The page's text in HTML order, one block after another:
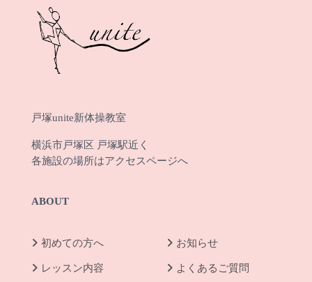
戸塚unite新体操教室
横浜市戸塚区 戸塚駅近く
各施設の場所はアクセスページへ
ABOUT
初めての方へ
レッスン内容
お知らせ
よくあるご質問